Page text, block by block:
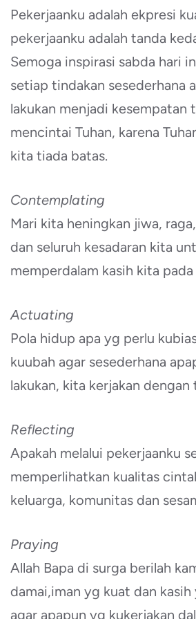
Pekerjaanku adalah ekpresi
pekerjaanku adalah tanda
Semoga inspirasi sabda hari
setiap tindakan sesederhana
lakukan menjadi kesempatan
mencintai Tuhan, karena
kita tiada batas.
Contemplating
Mari kita heningkan jiwa,
dan seluruh kesadaran kita
memperdalam kasih kita pada
Actuating
Pola hidup apa yg perlu
kuubah agar sesederhana
lakukan, kita kerjakan
Reflecting
Apakah melalui pekerjaanku
memperlihatkan kualitas
keluarga, komunitas dan
Praying
Allah Bapa di surga berilah
damai,iman yg kuat dan
agar apapun yg kukerjakan